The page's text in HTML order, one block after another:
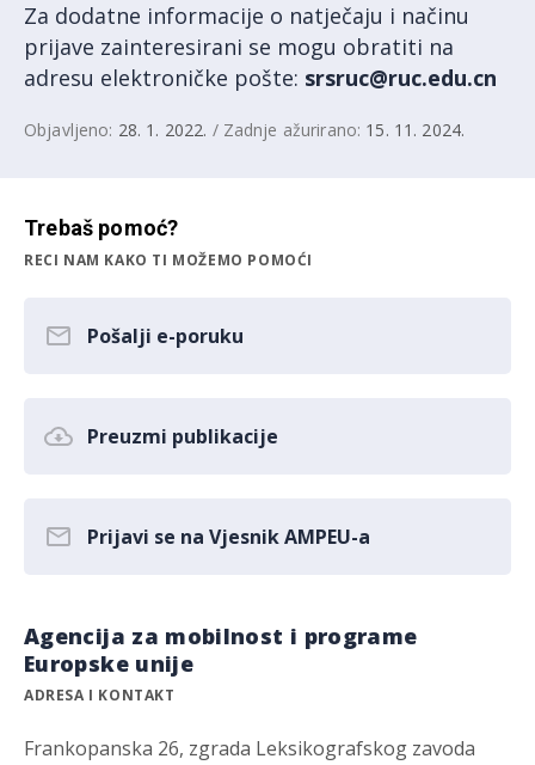
Za dodatne informacije o natječaju i načinu
prijave zainteresirani se mogu obratiti na
adresu elektroničke pošte: srsruc@ruc.edu.cn
Objavljeno: 28. 1. 2022. / Zadnje ažurirano: 15. 11. 2024.
Trebaš pomoć?
RECI NAM KAKO TI MOŽEMO POMOĆI
Pošalji e-poruku
Preuzmi publikacije
Prijavi se na Vjesnik AMPEU-a
Agencija za mobilnost i programe
Europske unije
ADRESA I KONTAKT
Frankopanska 26, zgrada Leksikografskog zavoda